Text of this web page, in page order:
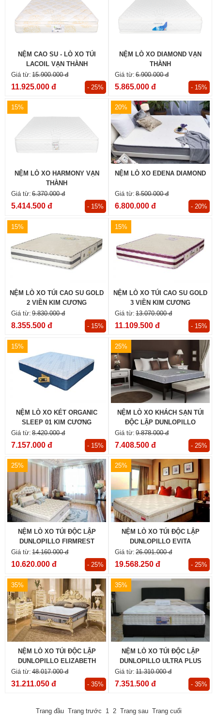
NỆM CAO SU - LÒ XO TÚI
LACOIL VẠN THÀNH
15.900.000 đ
11.925.000 đ - 25%
NỆM LÒ XO DIAMOND VẠN
THÀNH
6.900.000 đ
5.865.000 đ - 15%
15%
NỆM LÒ XO HARMONY VẠN
THÀNH
6.370.000 đ
5.414.500 đ - 15%
20%
NỆM LÒ XO EDENA DIAMOND
8.500.000 đ
6.800.000 đ - 20%
15%
NỆM LÒ XO TÚI CAO SU GOLD
2 VIỀN KIM CƯƠNG
9.830.000 đ
8.355.500 đ - 15%
15%
NỆM LÒ XO TÚI CAO SU GOLD
3 VIỀN KIM CƯƠNG
13.070.000 đ
11.109.500 đ - 15%
15%
NỆM LÒ XO KÉT ORGANIC
SLEEP 01 KIM CƯƠNG
8.420.000 đ
7.157.000 đ - 15%
25%
NỆM LÒ XO KHÁCH SẠN TÚI
ĐỘC LẬP DUNLOPILLO
CONTRACT IPS
9.878.000 đ
7.408.500 đ - 25%
25%
NỆM LÒ XO TÚI ĐỘC LẬP
DUNLOPILLO FIRMREST
SUPREME
14.160.000 đ
10.620.000 đ - 25%
25%
NỆM LÒ XO TÚI ĐỘC LẬP
DUNLOPILLO EVITA
26.091.000 đ
19.568.250 đ - 25%
35%
NỆM LÒ XO TÚI ĐỘC LẬP
DUNLOPILLO ELIZABETH
48.017.000 đ
31.211.050 đ - 35%
35%
NỆM LÒ XO TÚI ĐỘC LẬP
DUNLOPILLO ULTRA PLUS
11.310.000 đ
7.351.500 đ - 35%
Trang đầu Trang trước 1 2 Trang sau Trang cuối